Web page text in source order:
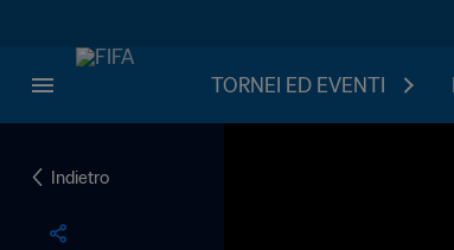
TORNEI ED EVENTI
Indietro